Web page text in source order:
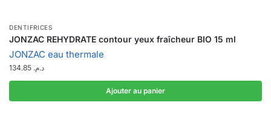
DENTIFRICES
JONZAC REHYDRATE contour yeux fraîcheur BIO 15 ml
JONZAC eau thermale
د.م.
Ajouter au panier